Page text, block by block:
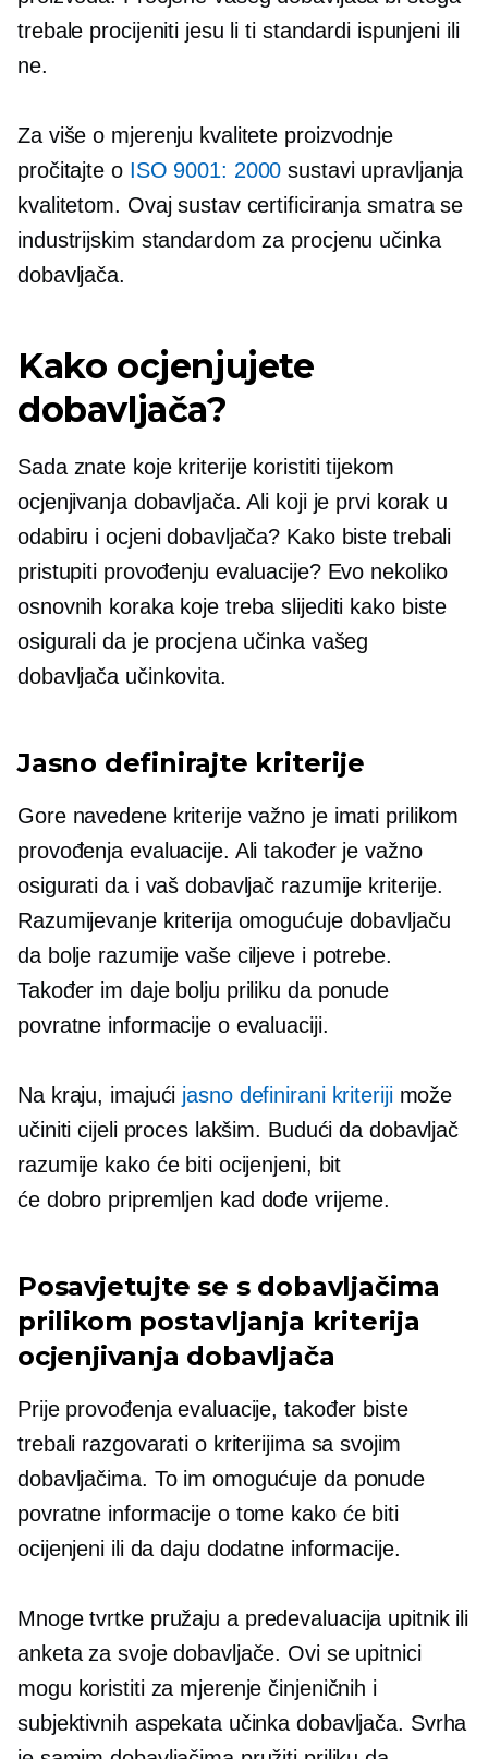
trebale procijeniti jesu li ti standardi ispunjeni ili
ne.
Za više o mjerenju kvalitete proizvodnje
pročitajte o ISO 9001: 2000 sustavi upravljanja
kvalitetom. Ovaj sustav certificiranja smatra se
industrijskim standardom za procjenu učinka
dobavljača.
Kako ocjenjujete
dobavljača?
Sada znate koje kriterije koristiti tijekom
ocjenjivanja dobavljača. Ali koji je prvi korak u
odabiru i ocjeni dobavljača? Kako biste trebali
pristupiti provođenju evaluacije? Evo nekoliko
osnovnih koraka koje treba slijediti kako biste
osigurali da je procjena učinka vašeg
dobavljača učinkovita.
Jasno definirajte kriterije
Gore navedene kriterije važno je imati prilikom
provođenja evaluacije. Ali također je važno
osigurati da i vaš dobavljač razumije kriterije.
Razumijevanje kriterija omogućuje dobavljaču
da bolje razumije vaše ciljeve i potrebe.
Također im daje bolju priliku da ponude
povratne informacije o evaluaciji.
Na kraju, imajući jasno definirani kriterijimože
učiniti cijeli proces lakšim. Budući da dobavljač
razumije kako će biti ocijenjeni, bit
će dobro pripremljen kad dođe vrijeme.
Posavjetujte se s dobavljačima
prilikom postavljanja kriterija
ocjenjivanja dobavljača
Prije provođenja evaluacije, također biste
trebali razgovarati o kriterijima sa svojim
dobavljačima. To im omogućuje da ponude
povratne informacije o tome kako će biti
ocijenjeni ili da daju dodatne informacije.
Mnoge tvrtke pružaju a predevaluacija upitnik ili
anketa za svoje dobavljače. Ovi se upitnici
mogu koristiti za mjerenje činjeničnih i
subjektivnih aspekata učinka dobavljača. Svrha